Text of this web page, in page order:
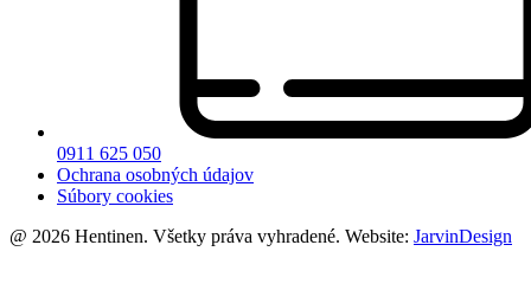
0911 625 050
Ochrana osobných údajov
Súbory cookies
@ 2026 Hentinen. Všetky práva vyhradené. Website: JarvinDesign